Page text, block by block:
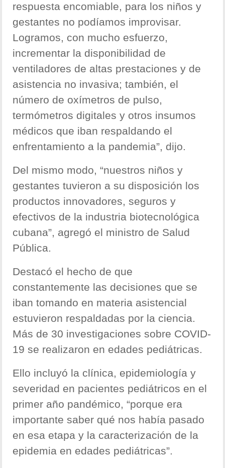
respuesta encomiable, para los niños y
gestantes no podíamos improvisar.
Logramos, con mucho esfuerzo,
incrementar la disponibilidad de
ventiladores de altas prestaciones y de
asistencia no invasiva; también, el
número de oxímetros de pulso,
termómetros digitales y otros insumos
médicos que iban respaldando el
enfrentamiento a la pandemia”, dijo.
Del mismo modo, “nuestros niños y
gestantes tuvieron a su disposición los
productos innovadores, seguros y
efectivos de la industria biotecnológica
cubana”, agregó el ministro de Salud
Pública.
Destacó el hecho de que
constantemente las decisiones que se
iban tomando en materia asistencial
estuvieron respaldadas por la ciencia.
Más de 30 investigaciones sobre COVID-
19 se realizaron en edades pediátricas.
Ello incluyó la clínica, epidemiología y
severidad en pacientes pediátricos en el
primer año pandémico, “porque era
importante saber qué nos había pasado
en esa etapa y la caracterización de la
epidemia en edades pediátricas”.